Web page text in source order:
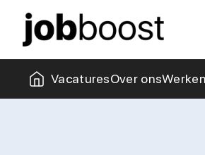
VacaturesOver ons
Missie & visie
Kantoor